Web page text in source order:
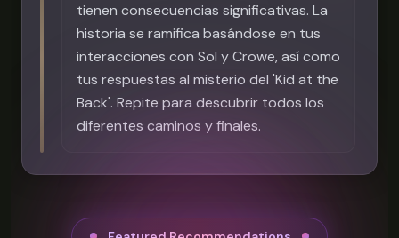
tienen consecuencias significativas. La
historia se ramifica basándose en tus
interacciones con Sol y Crowe, así como
tus respuestas al misterio del 'Kid at the
Back'. Repite para descubrir todos los
diferentes caminos y finales.